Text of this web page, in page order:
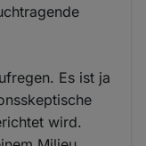
Es ist ja
wird.